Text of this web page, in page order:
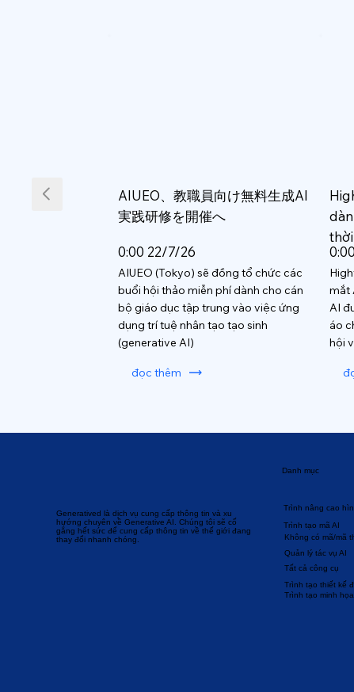
AIUEO、教職員向け無料生成AI
実践研修を開催へ
0:00 22/7/26
AIUEO (Tokyo) sẽ đồng tổ chức các
buổi hội thảo miễn phí dành cho cán
bộ giáo dục tập trung vào việc ứng
dụng trí tuệ nhân tạo tạo sinh
(generative AI)
đọc thêm
mắt
AI
áo
hội
Danh mục
Trình nâng cao
Trình tạo mã AI
Quản lý tác vụ AI
Không có mã/mã
Trình tạo thiết kế
Trình tạo minh
Tất cả công cụ
Generatived là dịch vụ cung cấp thông tin và xu
hướng chuyên về Generative AI. Chúng tôi sẽ cố
gắng hết sức để cung cấp thông tin về thế giới đang
thay đổi nhanh chóng.